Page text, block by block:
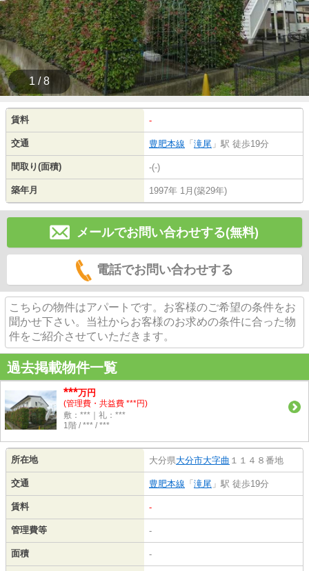
1 / 8
賃料 -
交通 豊肥本線 「 滝尾 」駅 徒歩19分
間取り(面積) -(-)
築年月 1997年 1月(築29年)
メールでお問い合わせする(無料)
電話でお問い合わせする
こちらの物件はアパートです。お客様のご希望の条件をお
聞かせ下さい。当社からお客様のお求めの条件に合った物
件をご紹介させていただきます。
過去掲載物件一覧
***万円
(管理費・共益費 ***円)
敷：***｜礼：***
1階 / *** / ***
所在地 大分県大分市大字曲 １１４８番地
交通 豊肥本線 「 滝尾 」駅 徒歩19分
賃料 -
管理費等 -
面積 -